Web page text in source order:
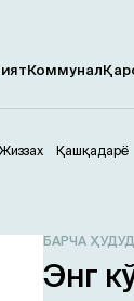
Коммунал
Жиззах Қашқадарё
БАРЧА
Энг